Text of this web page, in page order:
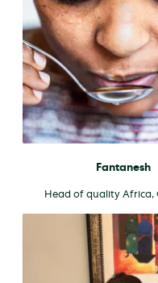
Fantanesh
Head of quality Africa,